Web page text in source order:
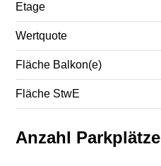
Etage
Wertquote
Fläche Balkon(e)
Fläche StwE
Anzahl Parkplätze